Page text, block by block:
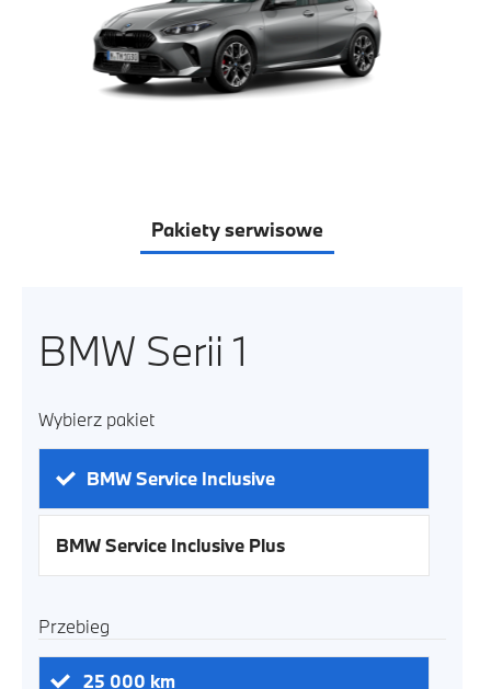
Pakiety serwisowe
BMW Serii 1
Wybierz pakiet
BMW Service Inclusive
BMW Service Inclusive Plus
Przebieg
25 000 km